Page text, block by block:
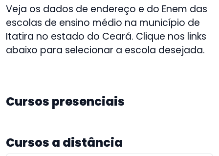
Veja os dados de endereço e do Enem das
escolas de ensino médio na município de
Itatira no estado do Ceará. Clique nos links
abaixo para selecionar a escola desejada.
Cursos presenciais
Cursos a distância